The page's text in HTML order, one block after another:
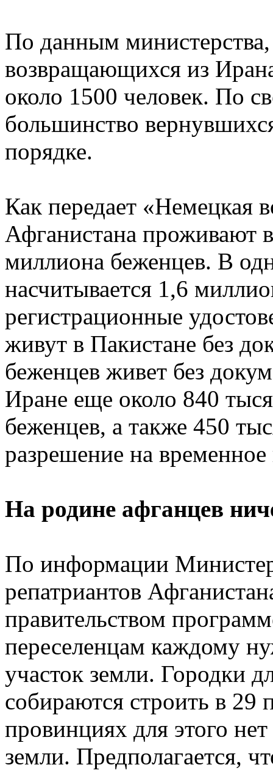
По данным
возвращающихся из
около 1500 человек. По
большинство
порядке.
Как передает «Немецкая
Афганистана проживают
миллиона беженцев. В
насчитывается 1,6
регистрационные
живут в Пакистане без
беженцев живет без
Иране еще около 840
беженцев, а также 450
разрешение на
На родине афганцев
По информации
репатриантов
правительством
переселенцам каждому
участок земли. Городки
собираются строить в
провинциях для этого
земли. Предполагается,